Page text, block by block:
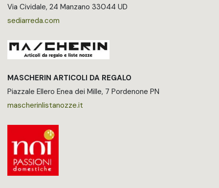
Via Cividale, 24 Manzano 33044 UD
sediarreda.com
MASCHERIN ARTICOLI DA REGALO
Piazzale Ellero Enea dei Mille, 7 Pordenone PN
mascherinlistanozze.it